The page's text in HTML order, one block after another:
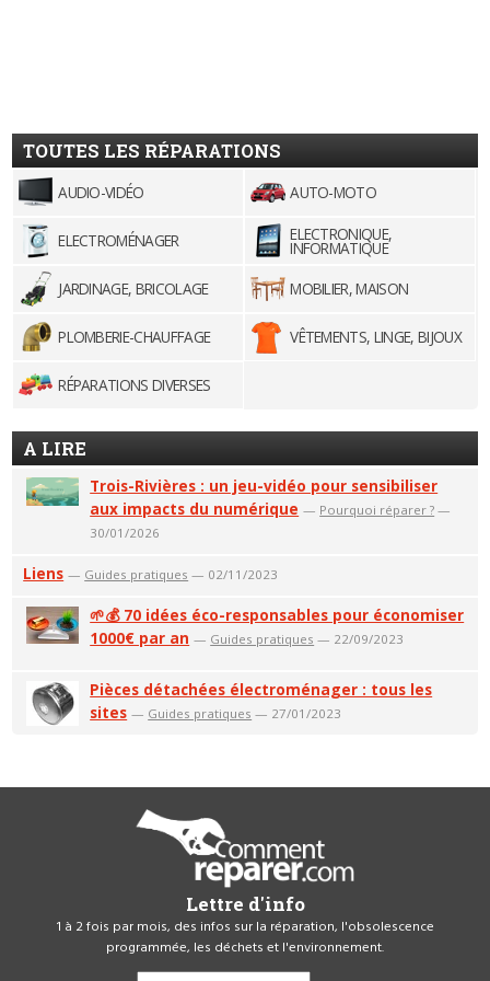
TOUTES LES RÉPARATIONS
AUDIO-VIDÉO AUTO-MOTO
ELECTROMÉNAGER ELECTRONIQUE,
INFORMATIQUE
JARDINAGE, BRICOLAGE
MOBILIER, MAISON
PLOMBERIE-CHAUFFAGE VÊTEMENTS, LINGE, BIJOUX
RÉPARATIONS DIVERSES
A LIRE
Trois-Rivières : un jeu-vidéo pour sensibiliser
aux impacts du numérique — Pourquoi réparer ? —
30/01/2026
Liens — Guides pratiques — 02/11/2023
🌱💰 70 idées éco-responsables pour économiser
1000€ par an — Guides pratiques — 22/09/2023
Pièces détachées électroménager : tous les
sites — Guides pratiques — 27/01/2023
Lettre d'info
1 à 2 fois par mois, des infos sur la réparation, l'obsolescence
programmée, les déchets et l'environnement.